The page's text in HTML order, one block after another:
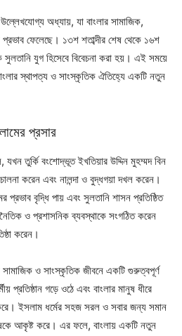
অধ্যায়, যা বাংলার সামাজিক,
ফেলেছে। ১৩শ শতাব্দীর শেষ থেকে ১৬শ
সুলতানি যুগ হিসেবে বিবেচনা করা হয়। এই সময়ে
স্থাপত্য ও সাংস্কৃতিক ঐতিহ্যে একটি নতুন
প্রসার
তুর্কি বংশোদ্ভূত ইখতিয়ার উদ্দিন মুহম্মদ বিন
করেন এবং নালন্দা ও বুদ্ধগয়া দখল করেন।
প্রভাব বৃদ্ধি পায় এবং সুলতানি শাসন প্রতিষ্ঠিত
ও প্রশাসনিক ব্যবস্থাকে সংগঠিত করেন
করেন।
সামাজিক ও সাংস্কৃতিক জীবনে একটি গুরুত্বপূর্ণ
প্রতিষ্ঠান গড়ে ওঠে এবং বাংলার মানুষ ধীরে
ইসলাম ধর্মের সহজ সরল ও সবার জন্য সমান
আকৃষ্ট করে। এর ফলে, বাংলায় একটি নতুন